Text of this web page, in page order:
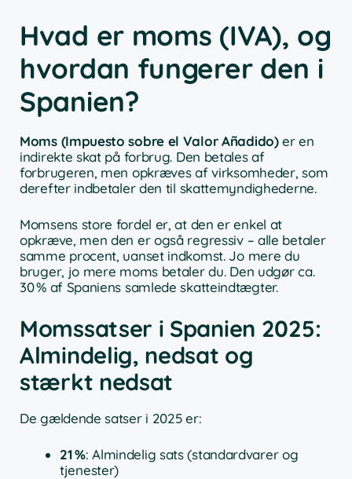
Hvad er moms (IVA), og
hvordan fungerer den i
Spanien?
Moms (Impuesto sobre el Valor Añadido)er en
indirekte skat på forbrug. Den betales af
forbrugeren, men opkræves af virksomheder, som
derefter indbetaler den til skattemyndighederne.
Momsens store fordel er, at den er enkel at
opkræve, men den er også regressiv – alle betaler
samme procent, uanset indkomst. Jo mere du
bruger, jo mere moms betaler du. Den udgør ca.
30 % af Spaniens samlede skatteindtægter.
Momssatser i Spanien 2025:
Almindelig, nedsat og
stærkt nedsat
De gældende satser i 2025 er:
21 %: Almindelig sats (standardvarer og
tjenester)